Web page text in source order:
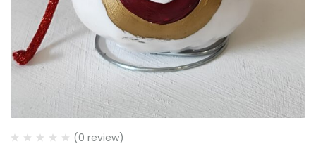
(0 review)